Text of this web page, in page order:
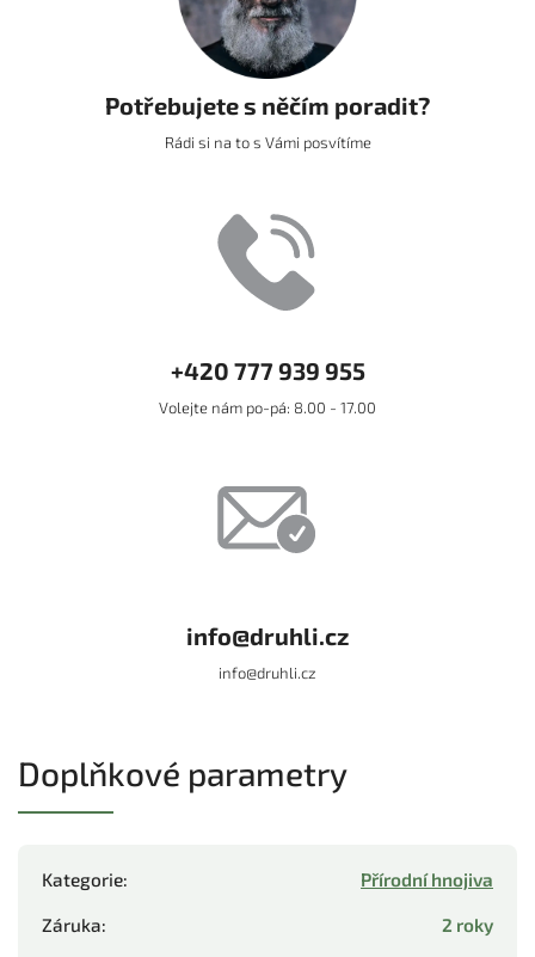
Potřebujete s něčím poradit?
Rádi si na to s Vámi posvítíme
+420 777 939 955
Volejte nám po-pá: 8.00 - 17.00
info@druhli.cz
info@druhli.cz
Doplňkové parametry
Kategorie: Přírodní hnojiva
Záruka: 2 roky